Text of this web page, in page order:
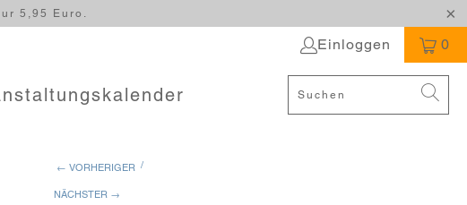
5,95 Euro.
Einloggen 0
← VORHERIGER /
NÄCHSTER →